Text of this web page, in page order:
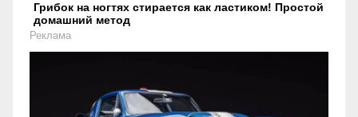
Грибок на ногтях стирается как ластиком! Простой
домашний метод
Реклама